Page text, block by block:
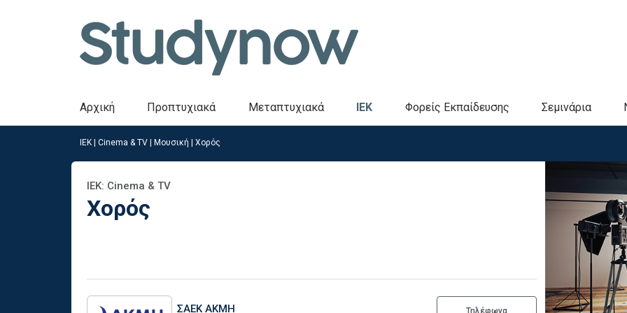
Αρχική Προπτυχιακά Μεταπτυχιακά IEK Φορείς Εκπαίδευσης Σεμινάρια
ΙΕΚ Cinema & TV Μουσική | Χορός
ΙΕΚ: Cinema & TV
Χορός
ΣΑΕΚ ΑΚΜΗ Τηλέφωνα